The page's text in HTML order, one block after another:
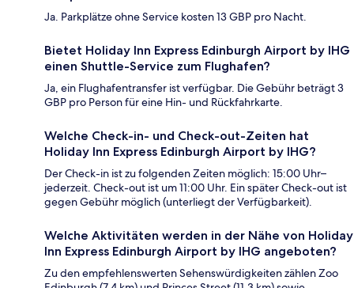
Ja. Parkplätze ohne Service kosten 13 GBP pro Nacht.
Bietet Holiday Inn Express Edinburgh Airport by IHG
einen Shuttle-Service zum Flughafen?
Ja, ein Flughafentransfer ist verfügbar. Die Gebühr beträgt 3
GBP pro Person für eine Hin- und Rückfahrkarte.
Welche Check-in- und Check-out-Zeiten hat
Holiday Inn Express Edinburgh Airport by IHG?
Der Check-in ist zu folgenden Zeiten möglich: 15:00 Uhr–
jederzeit. Check-out ist um 11:00 Uhr. Ein später Check-out ist
gegen Gebühr möglich (unterliegt der Verfügbarkeit).
Welche Aktivitäten werden in der Nähe von Holiday
Inn Express Edinburgh Airport by IHG angeboten?
Zu den empfehlenswerten Sehenswürdigkeiten zählen Zoo